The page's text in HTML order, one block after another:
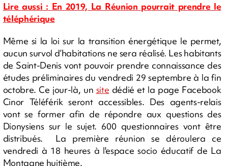
Lire aussi : En 2019, La Réunion pourrait prendre le
téléphérique
Même si la loi sur la transition énergétique le permet,
aucun survol d’habitations ne sera réalisé Les habitants
de Saint-Denis vont pouvoir prendre connaissance des
études préliminaires du vendredi 29 septembre à la fin
octobre. Ce jour-là, un site dédié et la page Facebook
Cinor Téléférik seront accessibles. Des agents-relais
vont se former afin de répondre aux questions des
Dionysiens sur le sujet. 600 questionnaires vont être
distribués. La première réunion se déroulera ce
vendredi à 18 heures à l'espace socio éducatif de La
Montagne huitième.